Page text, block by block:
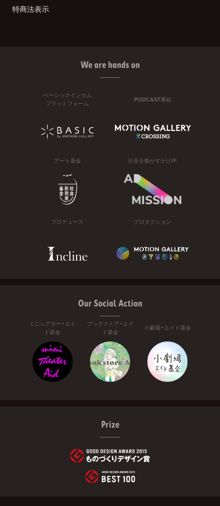
特商法表示
We are hands on
ベーシックインカム
プラットフォーム
PODCAST番組
アート基金 社会を動かすかけ声
プロデュース プロダクション
Our Social Action
ミニシアター・エイ
ド基金
ブックストア・エイ
ド基金
小劇場・エイド基金
Prize